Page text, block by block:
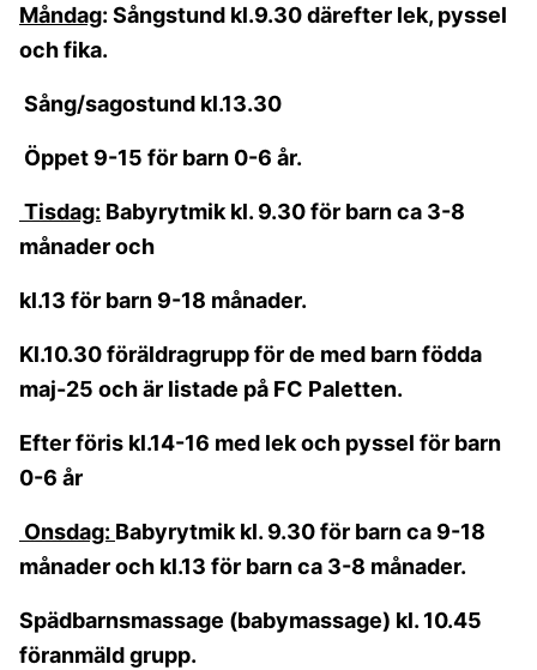
Måndag: Sångstund kl.9.30 därefter lek, pyssel
och fika.
Sång/sagostund kl.13.30
Öppet 9-15 för barn 0-6 år.
Tisdag: Babyrytmik kl. 9.30 för barn ca 3-8
månader och
kl.13 för barn 9-18 månader.
Kl.10.30 föräldragrupp för de med barn födda
maj-25 och är listade på FC Paletten.
Efter föris kl.14-16 med lek och pyssel för barn
0-6 år
Onsdag: Babyrytmik kl. 9.30 för barn ca 9-18
månader och kl.13 för barn ca 3-8 månader.
Spädbarnsmassage (babymassage) kl. 10.45
föranmäld grupp.